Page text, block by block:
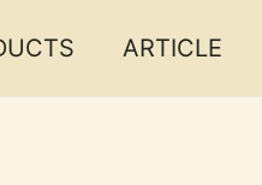
ARTICLE